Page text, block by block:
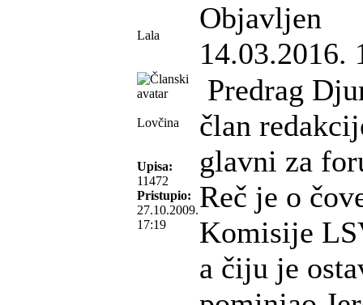
Lala
Objavljen
14.03.2016.
Lovčina
Upisa:
11472
Pristupio:
27.10.2009.
17:19
Predrag
član
glavni za
Reč je o
Komisije
a čiju je